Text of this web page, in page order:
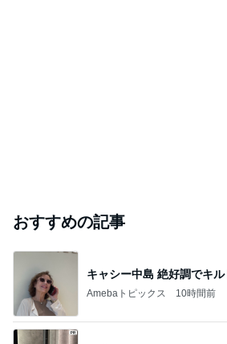
おすすめの記事
キャシー中島 絶好調でキル
Amebaトピックス 10時間前